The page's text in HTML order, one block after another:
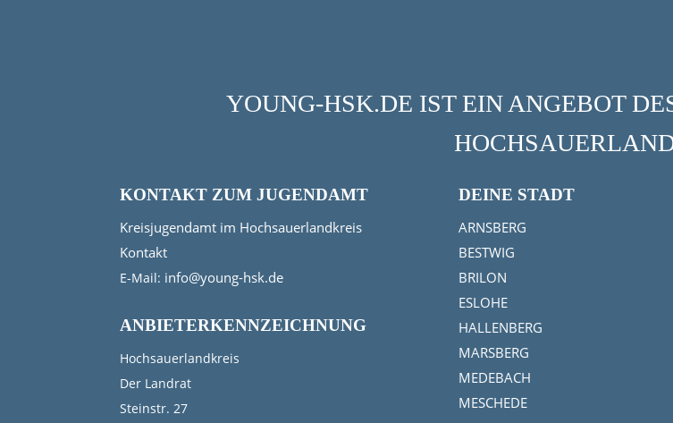
YOUNG-HSK.DE IST EIN ANGEBOT
KONTAKT ZUM JUGENDAMT
Kreisjugendamt im Hochsauerlandkreis
Kontakt
E-Mail: info@young-hsk.de
ANBIETERKENNZEICHNUNG
Hochsauerlandkreis
Der Landrat
Steinstr. 27
DEINE STADT
ARNSBERG
BESTWIG
BRILON
ESLOHE
HALLENBERG
MARSBERG
MEDEBACH
MESCHEDE